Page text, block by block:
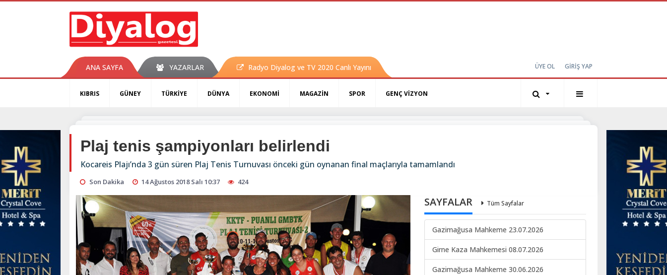
ANA SAYFA YAZARLAR Radyo Diyalog ve TV 2020 Canlı Yayını ÜYE OL GİRİŞ YAP
KIBRIS GÜNEY TÜRKİYE DÜNYA EKONOMİ MAGAZİN SPOR GENÇ VİZYON
Plaj tenis şampiyonları belirlendi
Kocareis Plajı’nda 3 gün süren Plaj Tenis Turnuvası önceki gün oynanan final maçlarıyla tamamlandı
Son Dakika 14 Ağustos 2018 Salı 10:37 424
SAYFALAR Tüm Sayfalar
Gazimağusa Mahkeme 23.07.2026
Girne Kaza Mahkemesi 08.07.2026
Gazimağusa Mahkeme 30.06.2026